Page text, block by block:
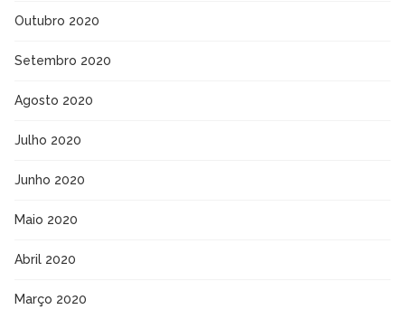
Outubro 2020
Setembro 2020
Agosto 2020
Julho 2020
Junho 2020
Maio 2020
Abril 2020
Março 2020